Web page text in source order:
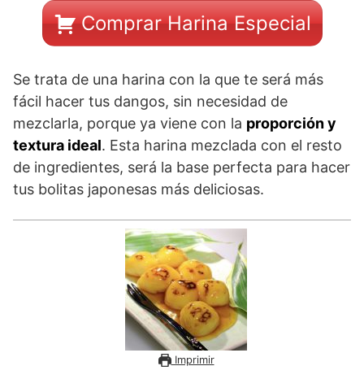
Comprar Harina Especial
Se trata de una harina con la que te será más
fácil hacer tus dangos, sin necesidad de
mezclarla, porque ya viene con la proporción y
textura ideal. Esta harina mezclada con el resto
de ingredientes, será la base perfecta para hacer
tus bolitas japonesas más deliciosas.
Imprimir